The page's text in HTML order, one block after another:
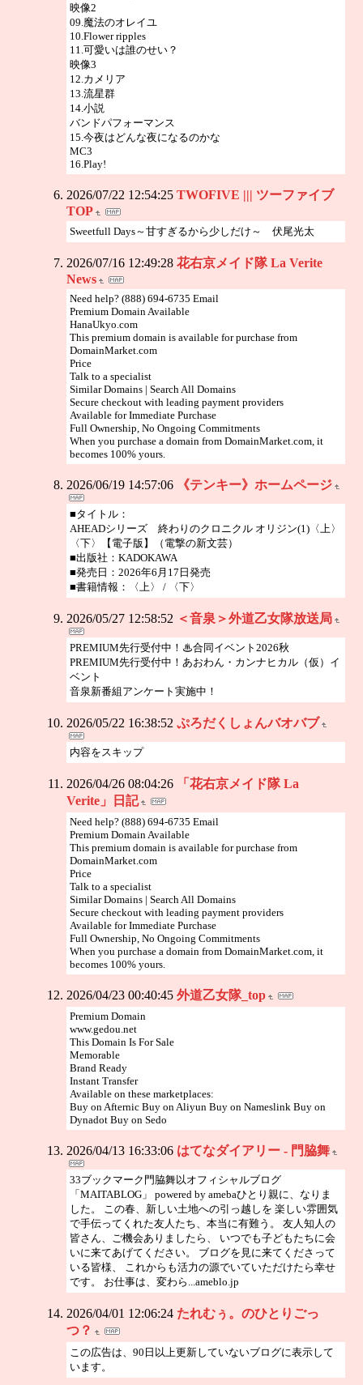
映像2
09.魔法のオレイユ
10.Flower ripples
11.可愛いは誰のせい？
映像3
12.カメリア
13.流星群
14.小説
バンドパフォーマンス
15.今夜はどんな夜になるのかな
MC3
16.Play!
2026/07/22 12:54:25 TWOFIVE ||| ツーファイブ
TOP
Sweetfull Days～甘すぎるから少しだけ～ 伏尾光太
2026/07/16 12:49:28 花右京メイド隊 La Verite
News
Need help? (888) 694-6735 Email
Premium Domain Available
HanaUkyo.com
This premium domain is available for purchase from
DomainMarket.com
Price
Talk to a specialist
Similar Domains | Search All Domains
Secure checkout with leading payment providers
Available for Immediate Purchase
Full Ownership, No Ongoing Commitments
When you purchase a domain from DomainMarket.com, it
becomes 100% yours.
2026/06/19 14:57:06 《テンキー》ホームページ
■タイトル：
AHEADシリーズ 終わりのクロニクル オリジン(1)〈上〉
〈下〉【電子版】（電撃の新文芸）
■出版社：KADOKAWA
■発売日：2026年6月17日発売
■書籍情報：〈上〉 / 〈下〉
2026/05/27 12:58:52 ＜音泉＞外道乙女隊放送局
PREMIUM先行受付中！♨合同イベント2026秋
PREMIUM先行受付中！あおわん・カンナヒカル（仮）イ
ベント
音泉新番組アンケート実施中！
2026/05/22 16:38:52 ぷろだくしょんバオバブ
内容をスキップ
2026/04/26 08:04:26
「花右京メイド隊 La
Verite」日記
Need help? (888) 694-6735 Email
Premium Domain Available
This premium domain is available for purchase from
DomainMarket.com
Price
Talk to a specialist
Similar Domains | Search All Domains
Secure checkout with leading payment providers
Available for Immediate Purchase
Full Ownership, No Ongoing Commitments
When you purchase a domain from DomainMarket.com, it
becomes 100% yours.
2026/04/23 00:40:45 外道乙女隊_top
Premium Domain
www.gedou.net
This Domain Is For Sale
Memorable
Brand Ready
Instant Transfer
Available on these marketplaces:
Buy on Afternic Buy on Aliyun Buy on Nameslink Buy on
Dynadot Buy on Sedo
2026/04/13 16:33:06 はてなダイアリー - 門脇舞
33ブックマーク門脇舞以オフィシャルブログ
「MAITABLOG」 powered by amebaひとり親に、なりま
した。 この春、新しい土地への引っ越しを 楽しい雰囲気
で手伝ってくれた友人たち、本当に有難う。 友人知人の
皆さん、ご機会ありましたら、 いつでも子どもたちに会
いに来てあげてください。 ブログを見に来てくださって
いる皆様、 これからも活力の源でいていただけたら幸せ
です。 お仕事は、変わら...ameblo.jp
2026/04/01 12:06:24 たれむぅ。のひとりごっ
つ？
この広告は、90日以上更新していないブログに表示して
います。